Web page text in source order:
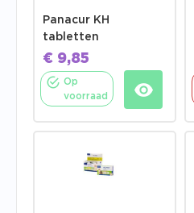
Panacur KH
tabletten
€ 9,85
Op
voorraad